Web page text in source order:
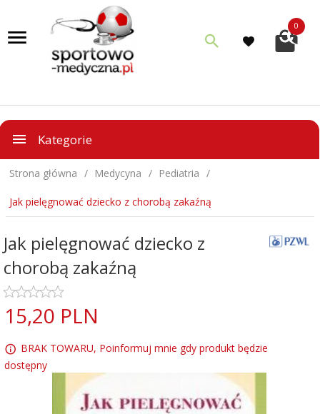
0
Kategorie
Strona główna Medycyna Pediatria
Jak pielęgnować dziecko z chorobą zakaźną
Jak pielęgnować dziecko z
chorobą zakaźną
15,20 PLN
BRAK TOWARU, Poinformuj mnie gdy produkt będzie
dostępny